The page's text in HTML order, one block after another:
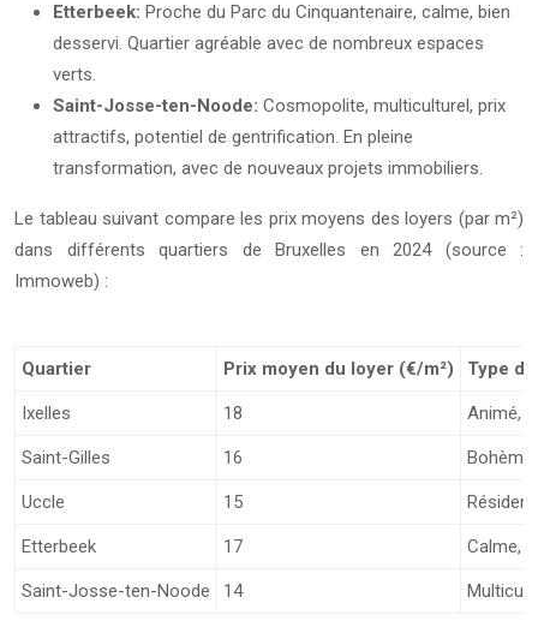
Etterbeek: Proche du Parc du Cinquantenaire, calme, bien
desservi. Quartier agréable avec de nombreux espaces
verts.
Saint-Josse-ten-Noode: Cosmopolite, multiculturel, prix
attractifs, potentiel de gentrification. En pleine
transformation, avec de nouveaux projets immobiliers.
Le tableau suivant compare les prix moyens des loyers (par m²)
dans différents quartiers de Bruxelles en 2024 (source :
Immoweb) :
Quartier Prix moyen du loyer (€/m²) Type
Ixelles 18 Animé,
Saint-Gilles 16
Uccle 15
Etterbeek 17 Calme,
Saint-Josse-ten-Noode 14